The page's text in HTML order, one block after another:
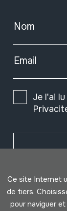
Nom
Email
Je l'ai
Ce site Internet
de tiers.
pour naviguer